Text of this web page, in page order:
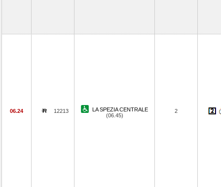
06.24 12213
LA SPEZIA CENTRALE
(06.45)
2